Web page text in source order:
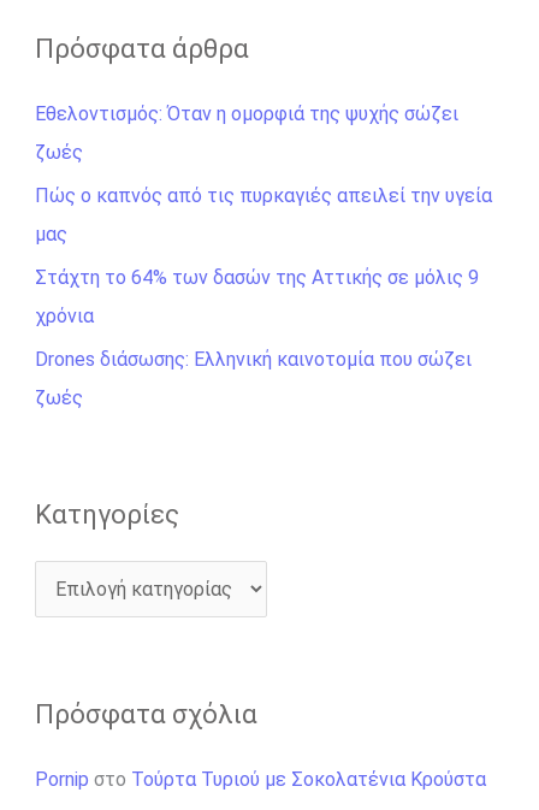
ζ
τ
η
σ
η
γ
ι
α
:
Πρόσφατα άρθρα
Εθελοντισμός: Όταν η ομορφιά της ψυχής σώζει
ζωές
Πώς ο καπνός από τις πυρκαγιές απειλεί την υγεία
μας
Στάχτη το 64% των δασών της Αττικής σε μόλις 9
χρόνια
Drones διάσωσης: Ελληνική καινοτομία που σώζει
ζωές
Kατηγορίες
Πρόσφατα σχόλια
Pornip στο Τούρτα Τυριού με Σοκολατένια Κρούστα